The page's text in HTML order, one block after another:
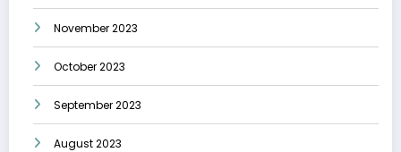
November 2023
October 2023
September 2023
August 2023